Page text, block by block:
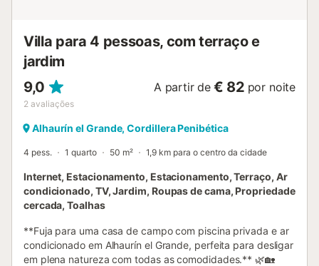
Villa para 4 pessoas, com terraço e
jardim
9,0
2 avaliações
A partir de € 82 por noite
Alhaurín el Grande, Cordillera Penibética
4 pess. 1 quarto 50 m² 1,9 km para o centro da cidade
Internet, Estacionamento, Estacionamento, Terraço, Ar
condicionado, TV, Jardim, Roupas de cama, Propriedade
cercada, Toalhas
**Fuja para uma casa de campo com piscina privada e ar
condicionado em Alhaurín el Grande, perfeita para desligar
em plena natureza com todas as comodidades.** 🌿🏡